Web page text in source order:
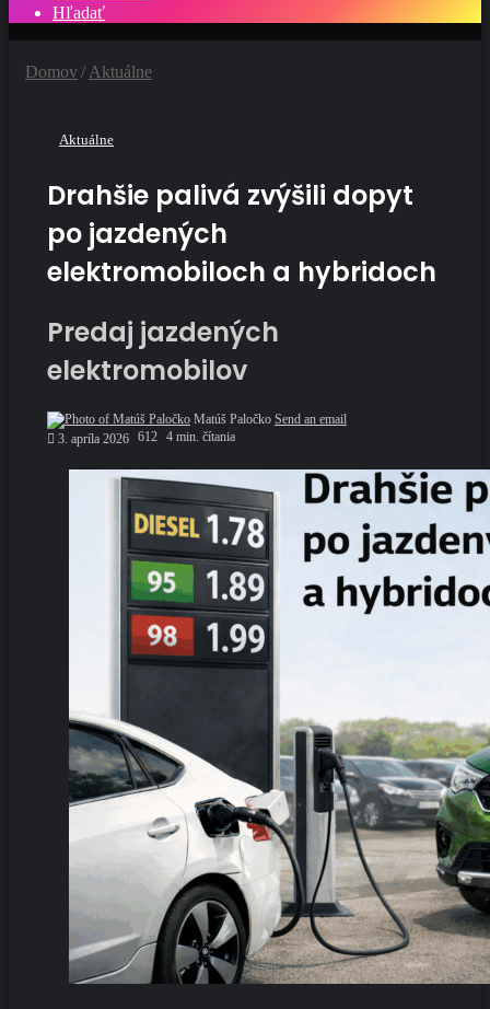
Hľadať
Domov/ Aktuálne
Aktuálne
Drahšie palivá zvýšili dopyt
po jazdených
elektromobiloch a hybridoch
Predaj jazdených
elektromobilov
Matúš Paločko Send an email
3. apríla 2026 612 4 min. čítania